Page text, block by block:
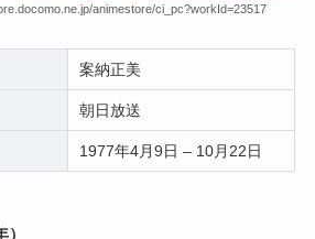
animestore/ci_pc?workId=23517
案納正美
朝日放送
1977年4月9日 – 10月22日